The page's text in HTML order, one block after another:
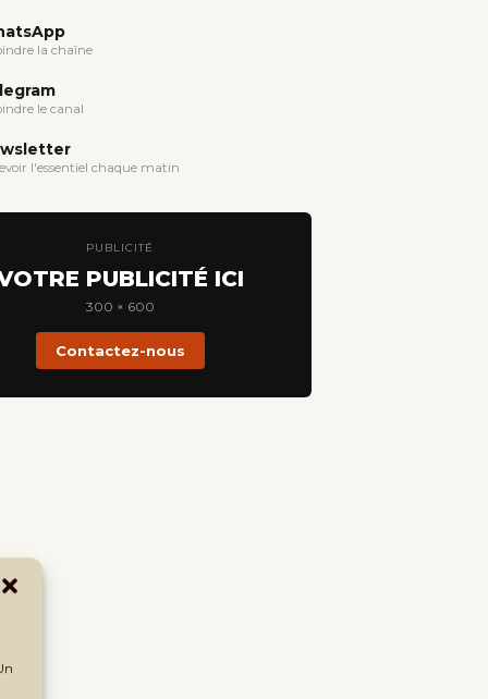
la chaîne
le canal
l'essentiel chaque matin
PUBLICITÉ
PUBLICITÉ ICI
300 × 600
Contactez-nous